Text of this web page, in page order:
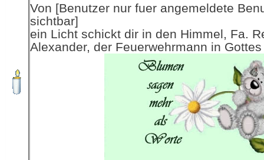
Von [Benutzer nur fuer angemeldete
sichtbar]
ein Licht schickt dir in den Himmel, Fa.
Alexander, der Feuerwehrmann in Gottes